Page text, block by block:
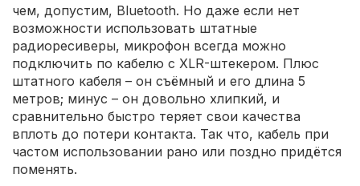
чем, допустим, Bluetooth. Но даже если нет
возможности использовать штатные
радиоресиверы, микрофон всегда можно
подключить по кабелю с XLR-штекером. Плюс
штатного кабеля – он съёмный и его длина 5
метров; минус – он довольно хлипкий, и
сравнительно быстро теряет свои качества
вплоть до потери контакта. Так что, кабель при
частом использовании рано или поздно придётся
поменять.